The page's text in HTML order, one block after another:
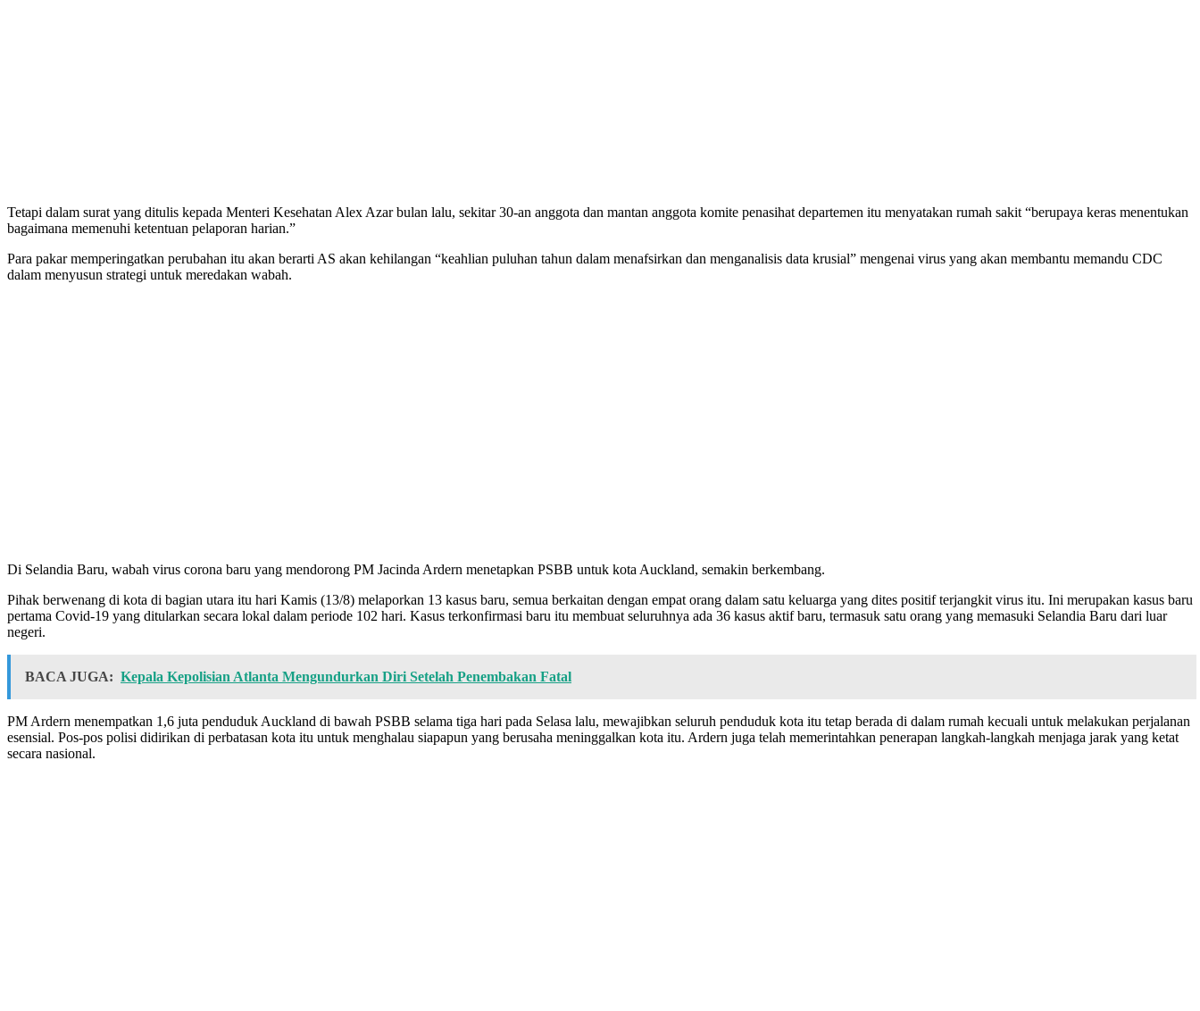
Tetapi dalam surat yang ditulis kepada Menteri Kesehatan Alex Azar bulan lalu, sekitar 30-an anggota dan mantan anggota komite penasihat departemen itu menyatakan rumah sakit “berupaya keras menentukan
bagaimana memenuhi ketentuan pelaporan harian.”
Para pakar memperingatkan perubahan itu akan berarti AS akan kehilangan “keahlian puluhan tahun dalam menafsirkan dan menganalisis data krusial” mengenai virus yang akan membantu memandu CDC
dalam menyusun strategi untuk meredakan wabah.
Di Selandia Baru, wabah virus corona baru yang mendorong PM Jacinda Ardern menetapkan PSBB untuk kota Auckland, semakin berkembang.
Pihak berwenang di kota di bagian utara itu hari Kamis (13/8) melaporkan 13 kasus baru, semua berkaitan dengan empat orang dalam satu keluarga yang dites positif terjangkit virus itu. Ini merupakan kasus baru
pertama Covid-19 yang ditularkan secara lokal dalam periode 102 hari. Kasus terkonfirmasi baru itu membuat seluruhnya ada 36 kasus aktif baru, termasuk satu orang yang memasuki Selandia Baru dari luar
negeri.
BACA JUGA: Kepala Kepolisian Atlanta Mengundurkan Diri Setelah Penembakan Fatal
PM Ardern menempatkan 1,6 juta penduduk Auckland di bawah PSBB selama tiga hari pada Selasa lalu, mewajibkan seluruh penduduk kota itu tetap berada di dalam rumah kecuali untuk melakukan perjalanan
esensial. Pos-pos polisi didirikan di perbatasan kota itu untuk menghalau siapapun yang berusaha meninggalkan kota itu. Ardern juga telah memerintahkan penerapan langkah-langkah menjaga jarak yang ketat
secara nasional.